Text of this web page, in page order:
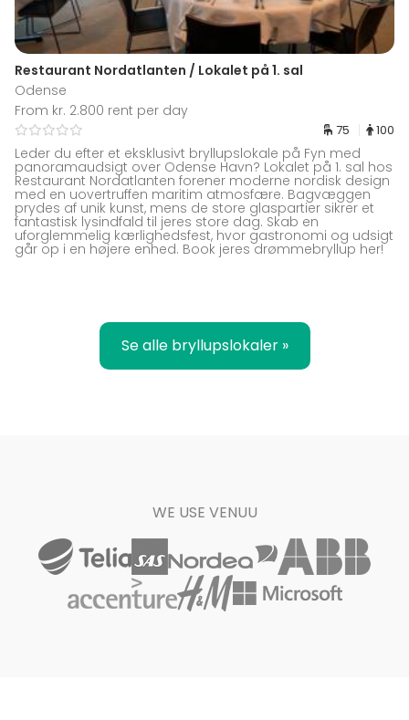
Restaurant Nordatlanten / Lokalet på 1. sal
Odense
From kr. 2.800 rent per day
75 100
Leder du efter et eksklusivt bryllupslokale på Fyn med
panoramaudsigt over Odense Havn? Lokalet på 1. sal hos
Restaurant Nordatlanten forener moderne nordisk design
med en uovertruffen maritim atmosfære. Bagvæggen
prydes af unik kunst, mens de store glaspartier sikrer et
fantastisk lysindfald til jeres store dag. Skab en
uforglemmelig kærlighedsfest, hvor gastronomi og udsigt
går op i en højere enhed. Book jeres drømmebryllup her!
Se alle bryllupslokaler »
WE USE VENUU